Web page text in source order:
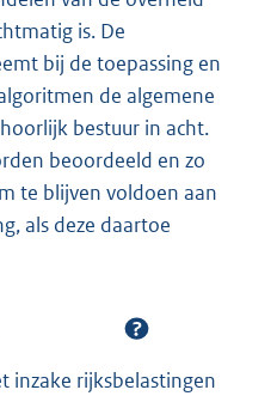
is. De
bij de toepassing en
de algemene
bestuur in acht.
beoordeeld en zo
te blijven voldoen aan
als deze daartoe
inzake rijksbelastingen